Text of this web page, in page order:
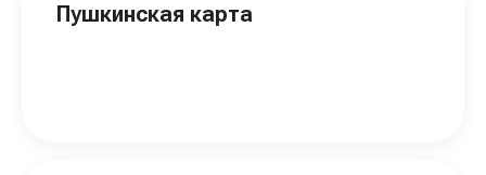
Пушкинская карта